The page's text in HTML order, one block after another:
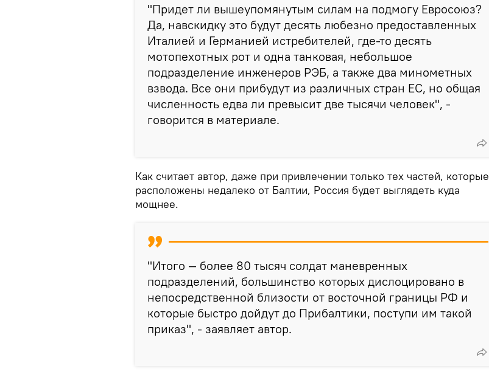
"Придет ли вышеупомянутым силам на подмогу Евросоюз?
Да, навскидку это будут десять любезно предоставленных
Италией и Германией истребителей, где-то десять
мотопехотных рот и одна танковая, небольшое
подразделение инженеров РЭБ, а также два минометных
взвода. Все они прибудут из различных стран ЕС, но общая
численность едва ли превысит две тысячи человек", -
говорится в материале.
Как считает автор, даже при привлечении только тех частей, которые
расположены недалеко от Балтии, Россия будет выглядеть куда
мощнее.
"Итого — более 80 тысяч солдат маневренных
подразделений, большинство которых дислоцировано в
непосредственной близости от восточной границы РФ и
которые быстро дойдут до Прибалтики, поступи им такой
приказ", - заявляет автор.